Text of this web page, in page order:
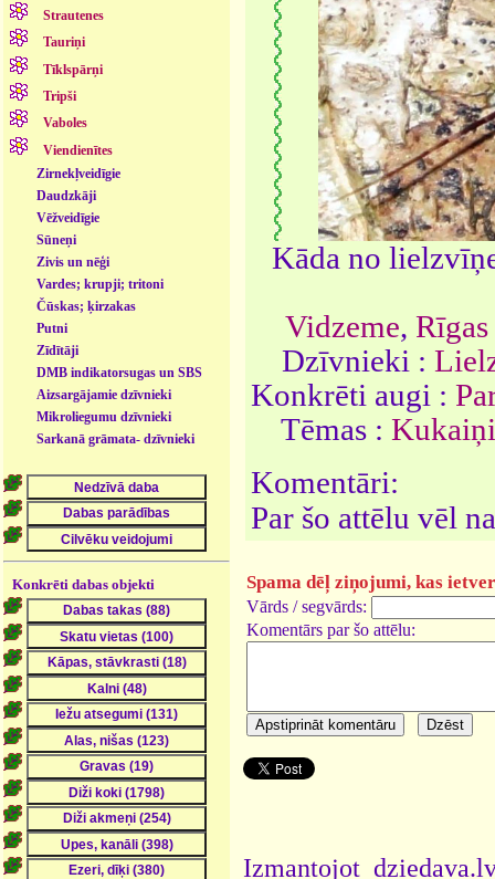
Strautenes
Tauriņi
Tīklspārņi
Tripši
Vaboles
Viendienītes
Zirnekļveidīgie
Daudzkāji
Vēžveidīgie
Sūneņi
Zivis un nēģi
Vardes; krupji; tritoni
Čūskas; ķirzakas
Putni
Zīdītāji
DMB indikatorsugas un SBS
- dzīvnieki
Aizsargājamie dzīvnieki
Mikroliegumu dzīvnieki
Sarkanā grāmata- dzīvnieki
Konkrēti dabas objekti
Kāda no
Vidzeme,
Dzīvnieki :
Konkrēti augi :
Tēmas : Kukaiņi
Komentāri:
Par šo attēlu vēl
Spama dēļ ziņojumi, kas
Vārds / segvārds:
Komentārs par šo attēlu:
Izmantojot